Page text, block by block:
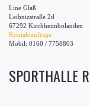
Line Glaß
Leibnizstraße 2d
67292 Kirchheimbolanden
Kontaktanfrage
Mobil: 0160 / 7758803
SPORTHALLE